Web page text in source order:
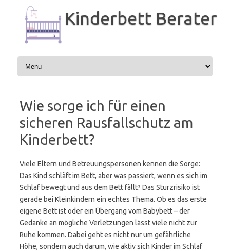
Inhalt
springen
Kinderbett Berater
Wie sorge ich für einen
sicheren Rausfallschutz am
Kinderbett?
Viele Eltern und Betreuungspersonen kennen die Sorge:
Das Kind schläft im Bett, aber was passiert, wenn es sich im
Schlaf bewegt und aus dem Bett fällt? Das Sturzrisiko ist
gerade bei Kleinkindern ein echtes Thema. Ob es das erste
eigene Bett ist oder ein Übergang vom Babybett – der
Gedanke an mögliche Verletzungen lässt viele nicht zur
Ruhe kommen. Dabei geht es nicht nur um gefährliche
Höhe, sondern auch darum, wie aktiv sich Kinder im Schlaf